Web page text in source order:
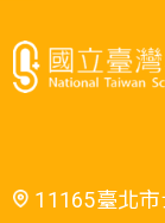
11165臺北